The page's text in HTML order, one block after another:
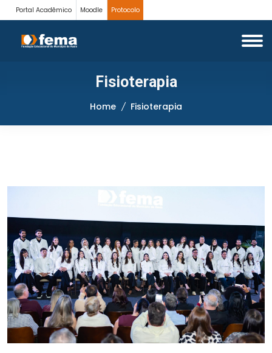
Portal Acadêmico Moodle Protocolo
Fisioterapia
Home Fisioterapia